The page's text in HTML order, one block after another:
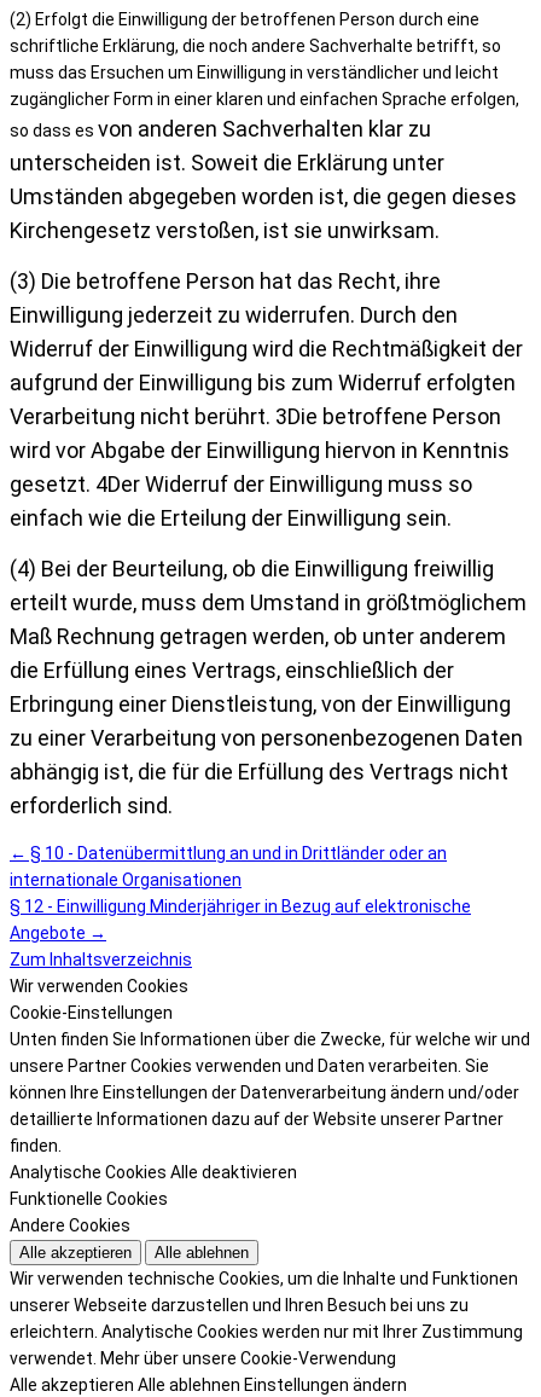
(2) Erfolgt die Einwilligung der betroffenen Person durch eine
schriftliche Erklärung, die noch andere Sachverhalte betrifft, so
muss das Ersuchen um Einwilligung in verständlicher und leicht
zugänglicher Form in einer klaren und einfachen Sprache erfolgen,
so dass es von anderen Sachverhalten klar zu
unterscheiden ist. Soweit die Erklärung unter
Umständen abgegeben worden ist, die gegen dieses
Kirchengesetz verstoßen, ist sie unwirksam.
(3) Die betroffene Person hat das Recht, ihre
Einwilligung jederzeit zu widerrufen. Durch den
Widerruf der Einwilligung wird die Rechtmäßigkeit der
aufgrund der Einwilligung bis zum Widerruf erfolgten
Verarbeitung nicht berührt. 3Die betroffene Person
wird vor Abgabe der Einwilligung hiervon in Kenntnis
gesetzt. 4Der Widerruf der Einwilligung muss so
einfach wie die Erteilung der Einwilligung sein.
(4) Bei der Beurteilung, ob die Einwilligung freiwillig
erteilt wurde, muss dem Umstand in größtmöglichem
Maß Rechnung getragen werden, ob unter anderem
die Erfüllung eines Vertrags, einschließlich der
Erbringung einer Dienstleistung, von der Einwilligung
zu einerVerarbeitung von personenbezogenen Daten
abhängig ist, die für die Erfüllung des Vertrags nicht
erforderlich sind.
← § 10 - Datenübermittlung an und in Drittländer oder an
internationale Organisationen
§ 12 - Einwilligung Minderjähriger in Bezug auf elektronische
Angebote →
Zum Inhaltsverzeichnis
Wir verwenden Cookies
Cookie-Einstellungen
Unten finden Sie Informationen über die Zwecke, für welche wir und
unsere Partner Cookies verwenden und Daten verarbeiten. Sie
können Ihre Einstellungen der Datenverarbeitung ändern und/oder
detaillierte Informationen dazu auf der Website unserer Partner
finden.
Analytische Cookies Alle deaktivieren
Funktionelle Cookies
Andere Cookies
Alle akzeptieren Alle ablehnen
Wir verwenden technische Cookies, um die Inhalte und Funktionen
unserer Webseite darzustellen und Ihren Besuch bei uns zu
erleichtern. Analytische Cookies werden nur mit Ihrer Zustimmung
verwendet. Mehr über unsere Cookie-Verwendung
Alle akzeptieren Alle ablehnen Einstellungen ändern